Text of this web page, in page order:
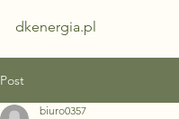
dkenergia.pl
Post
biuro0357